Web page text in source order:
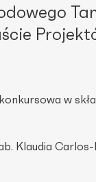
w
Klaudia